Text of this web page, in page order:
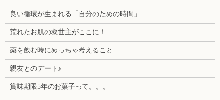
良い循環が生まれる「自分のための時間」
荒れたお肌の救世主がここに！
薬を飲む時にめっちゃ考えること
親友とのデート♪
賞味期限5年のお菓子って。。。